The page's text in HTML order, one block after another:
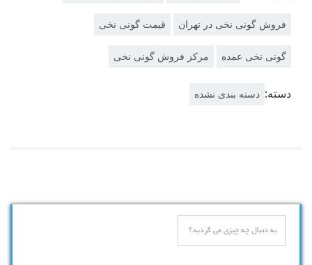
فروش گونی نخی در تهران قیمت گونی نخی
گونی نخی عمده مرکز فروش گونی نخی
دسته: دسته بندی نشده